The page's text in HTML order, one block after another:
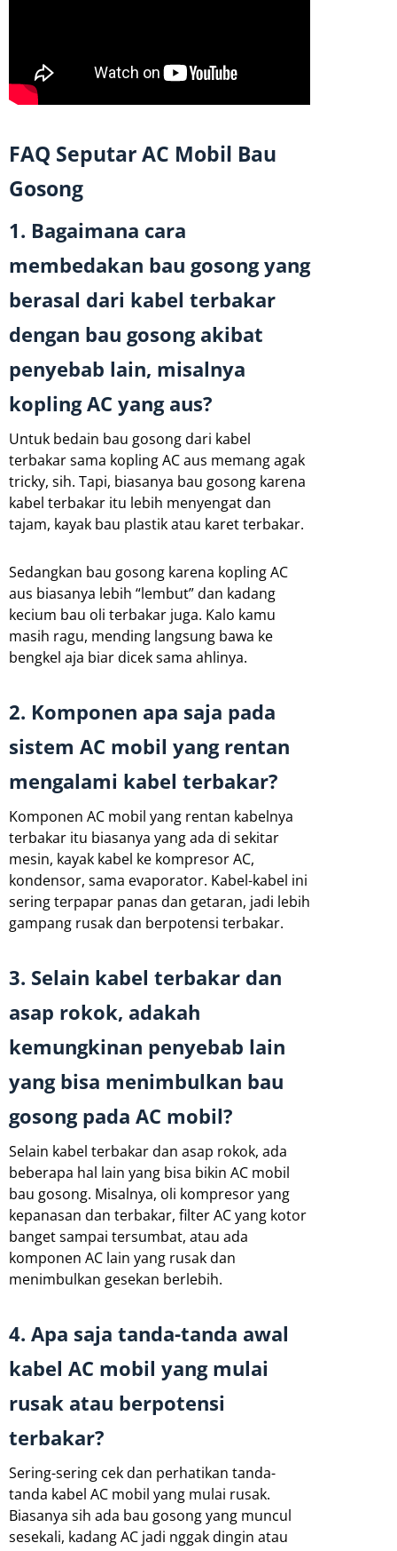
FAQ Seputar AC Mobil Bau
Gosong
1. Bagaimana cara
membedakan bau gosong yang
berasal dari kabel terbakar
dengan bau gosong akibat
penyebab lain, misalnya
kopling AC yang aus?
Untuk bedain bau gosong dari kabel
terbakar sama kopling AC aus memang agak
tricky, sih. Tapi, biasanya bau gosong karena
kabel terbakar itu lebih menyengat dan
tajam, kayak bau plastik atau karet terbakar.
Sedangkan bau gosong karena kopling AC
aus biasanya lebih “lembut” dan kadang
kecium bau oli terbakar juga. Kalo kamu
masih ragu, mending langsung bawa ke
bengkel aja biar dicek sama ahlinya.
2. Komponen apa saja pada
sistem AC mobil yang rentan
mengalami kabel terbakar?
Komponen AC mobil yang rentan kabelnya
terbakar itu biasanya yang ada di sekitar
mesin, kayak kabel ke kompresor AC,
kondensor, sama evaporator. Kabel-kabel ini
sering terpapar panas dan getaran, jadi lebih
gampang rusak dan berpotensi terbakar.
3. Selain kabel terbakar dan
asap rokok, adakah
kemungkinan penyebab lain
yang bisa menimbulkan bau
gosong pada AC mobil?
Selain kabel terbakar dan asap rokok, ada
beberapa hal lain yang bisa bikin AC mobil
bau gosong. Misalnya, oli kompresor yang
kepanasan dan terbakar, filter AC yang kotor
banget sampai tersumbat, atau ada
komponen AC lain yang rusak dan
menimbulkan gesekan berlebih.
4. Apa saja tanda-tanda awal
kabel AC mobil yang mulai
rusak atau berpotensi
terbakar?
Sering-sering cek dan perhatikan tanda-
tanda kabel AC mobil yang mulai rusak.
Biasanya sih ada bau gosong yang muncul
sesekali, kadang AC jadi nggak dingin atau